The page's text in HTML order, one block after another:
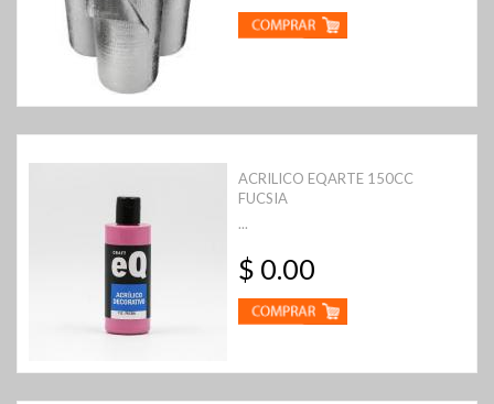
ACRILICO EQARTE 150CC
FUCSIA
...
$ 0.00